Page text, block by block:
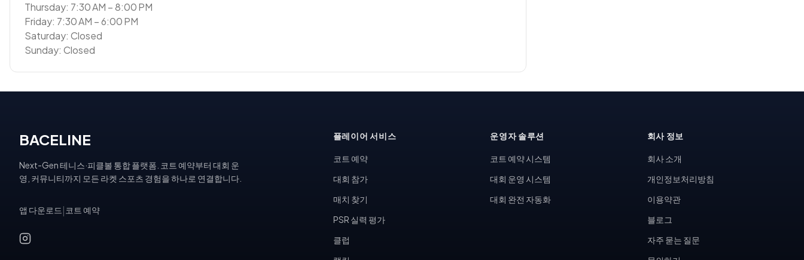
Thursday: 7:30 AM – 8:00 PM
Friday: 7:30 AM – 6:00 PM
Saturday: Closed
Sunday: Closed
BACELINE
Next-Gen 테니스·피클볼 통합 플랫폼. 코트 예약부터 대회 운
영, 커뮤니티까지 모든 라켓 스포츠 경험을 하나로 연결합니다.
앱 다운로드 코트 예약
플레이어 서비스
코트 예약
대회 참가
매치 찾기
PSR 실력 평가
클럽
운영자 솔루션
코트 예약 시스템
대회 운영 시스템
대회 완전 자동화
회사 정보
회사 소개
개인정보처리방침
이용약관
블로그
자주 묻는 질문